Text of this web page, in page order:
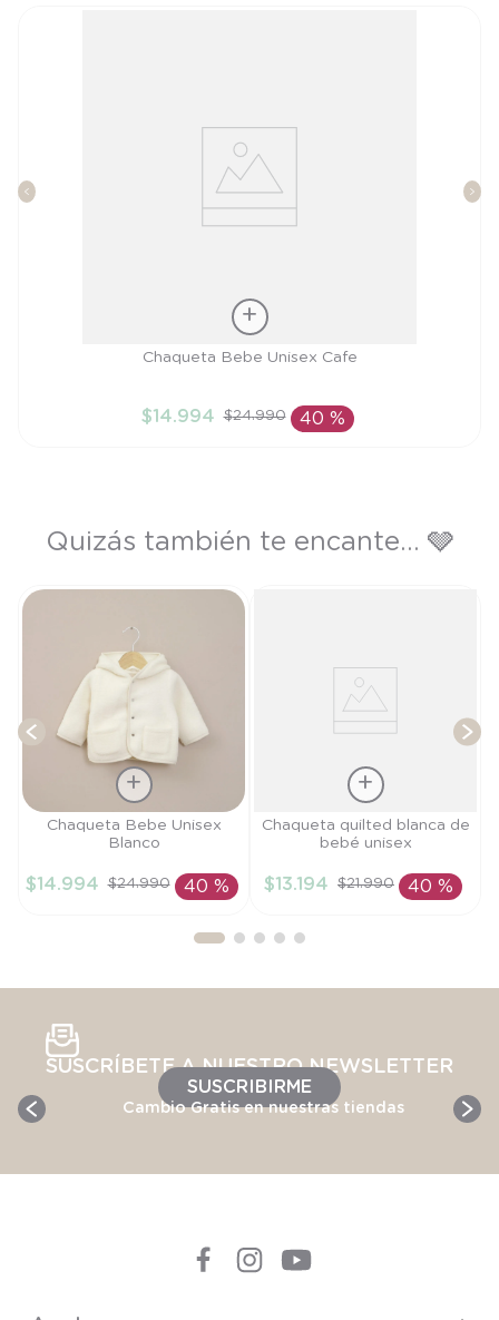
AÑADIR AL CARRITO
Chaqueta Bebe Unisex Cafe
$14.994 $24.990 40 %
Quizás también te encante... 🩶
Talla
AÑADIR AL
Chaqueta Bebe Unisex
Blanco
$14.994 $24.990 40 %
Talla
AÑADIR AL
Chaqueta quilted blanca de
bebé unisex
$13.194 $21.990 40 %
SUSCRÍBETE A NUESTRO NEWSLETTER
SUSCRIBIRME
Cambio Gratis en nuestras tiendas